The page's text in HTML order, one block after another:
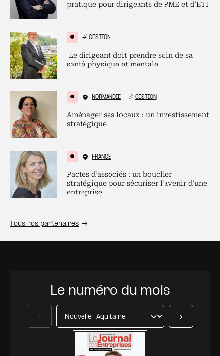
pratique pour dirigeants de PME et d’ETI
# GESTION
Le dirigeant doit prendre soin de sa
santé physique et mentale
NORMANDIE # GESTION
Aménager ses locaux : un investissement
stratégique
FRANCE
Pactes d’associés : un bouclier
stratégique pour sécuriser l’avenir d’une
entreprise
Tous nos partenaires
Le numéro du mois
Précédent Suivant